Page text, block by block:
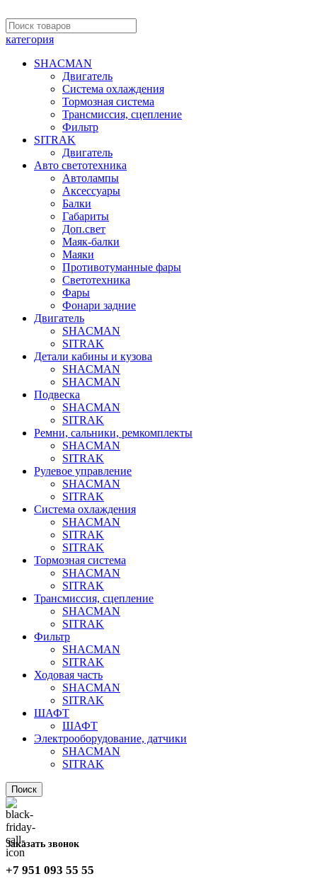
категория
SHACMAN
Двигатель
Система охлаждения
Тормозная система
Трансмиссия, сцепление
Фильтр
SITRAK
Двигатель
Авто светотехника
Автолампы
Аксессуары
Балки
Габариты
Доп.свет
Маяк-балки
Маяки
Противотуманные фары
Светотехника
Фары
Фонари задние
Двигатель
SHACMAN
SITRAK
Детали кабины и кузова
SHACMAN
SHACMAN
Подвеска
SHACMAN
SITRAK
Ремни, сальники, ремкомплекты
SHACMAN
SITRAK
Рулевое управление
SHACMAN
SITRAK
Система охлаждения
SHACMAN
SITRAK
SITRAK
Тормозная система
SHACMAN
SITRAK
Трансмиссия, сцепление
SHACMAN
SITRAK
Фильтр
SHACMAN
SITRAK
Ходовая часть
SHACMAN
SITRAK
ШАФТ
ШАФТ
Электрооборудование, датчики
SHACMAN
SITRAK
Поиск
Заказать звонок
+7 951 093 55 55